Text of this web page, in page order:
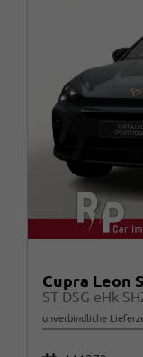
Cupra Leon
ST DSG eHk
unverbindliche